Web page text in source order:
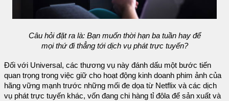
Câu hỏi đặt ra là: Bạn muốn thời hạn ba tuần hay để
mọi thứ đi thẳng tới dịch vụ phát trực tuyến?
Đối với Universal, các thương vụ này đánh dấu một bước tiến
quan trọng trong việc giữ cho hoạt động kinh doanh phim ảnh của
hãng vững mạnh trước những mối đe dọa từ Netflix và các dịch
vụ phát trực tuyến khác, vốn đang chi hàng tỉ đôla để sản xuất và